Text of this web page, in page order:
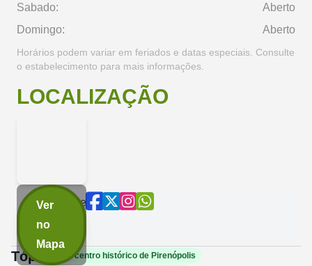
Sabado:
Aberto
Domingo:
Aberto
Horários podem variar em feriados e datas especiais. Consulte
o estabelecimento para mais informações.
LOCALIZAÇÃO
Ver
no
Mapa
Compartilhe
Tópicos: centro histórico de Pirenópolis